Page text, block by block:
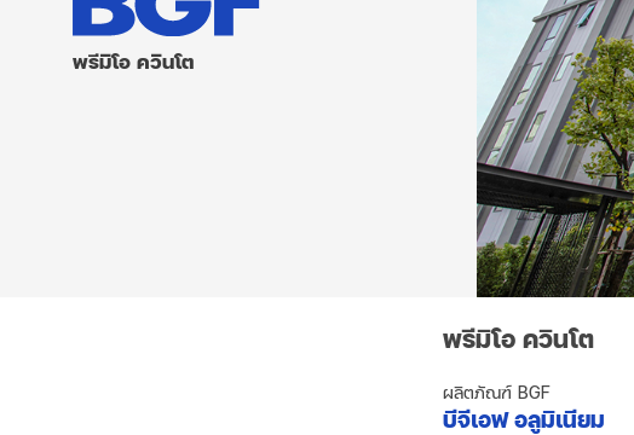
พรีมิโอ ควินโต
พรีมิโอ ควินโต
ผลิตภัณฑ์ BGF
บีจีเอฟ อลูมิเนียม